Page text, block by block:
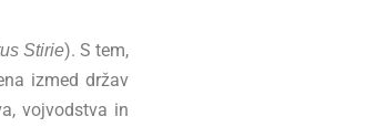
Stirie). S tem,
izmed držav
vojvodstva in